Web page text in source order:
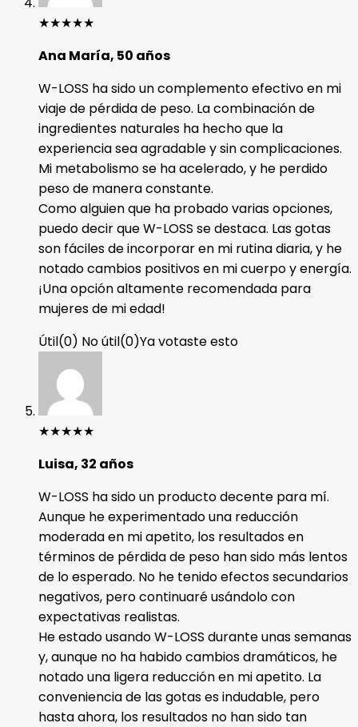
★★★★★
Ana María, 50 años
W-LOSS ha sido un complemento efectivo en mi
viaje de pérdida de peso. La combinación de
ingredientes naturales ha hecho que la
experiencia sea agradable y sin complicaciones.
Mi metabolismo se ha acelerado, y he perdido
peso de manera constante.
Como alguien que ha probado varias opciones,
puedo decir que W-LOSS se destaca. Las gotas
son fáciles de incorporar en mi rutina diaria, y he
notado cambios positivos en mi cuerpo y energía.
¡Una opción altamente recomendada para
mujeres de mi edad!
Útil(0) No útil(0)Ya votaste esto
★★★★★
Luisa, 32 años
W-LOSS ha sido un producto decente para mí.
Aunque he experimentado una reducción
moderada en mi apetito, los resultados en
términos de pérdida de peso han sido más lentos
de lo esperado. No he tenido efectos secundarios
negativos, pero continuaré usándolo con
expectativas realistas.
He estado usando W-LOSS durante unas semanas
y, aunque no ha habido cambios dramáticos, he
notado una ligera reducción en mi apetito. La
conveniencia de las gotas es indudable, pero
hasta ahora, los resultados no han sido tan